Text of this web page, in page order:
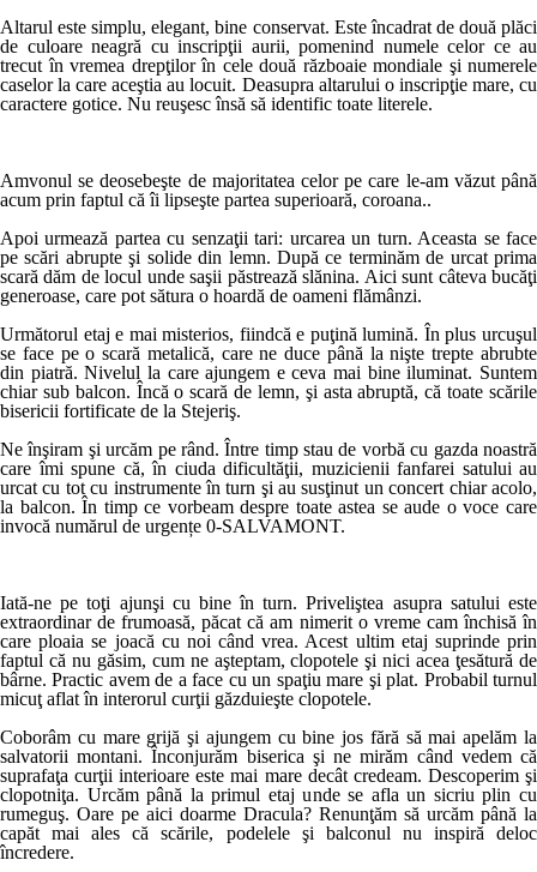
Altarul este simplu, elegant, bine conservat. Este încadrat de două plăci
de culoare neagră cu inscripţii aurii, pomenind numele celor ce au
trecut în vremea drepţilor în cele două războaie mondiale şi numerele
caselor la care aceştia au locuit. Deasupra altarului o inscripţie mare, cu
caractere gotice. Nu reuşesc însă să identific toate literele.
Amvonul se deosebeşte de majoritatea celor pe care le-am văzut până
acum prin faptul că îi lipseşte partea superioară, coroana..
Apoi urmează partea cu senzaţii tari: urcarea un turn. Aceasta se face
pe scări abrupte şi solide din lemn. După ce terminăm de urcat prima
scară dăm de locul unde saşii păstrează slănina. Aici sunt câteva bucăţi
generoase, care pot sătura o hoardă de oameni flămânzi.
Următorul etaj e mai misterios, fiindcă e puţină lumină. În plus urcuşul
se face pe o scară metalică, care ne duce până la nişte trepte abrubte
din piatră. Nivelul la care ajungem e ceva mai bine iluminat. Suntem
chiar sub balcon. Încă o scară de lemn, şi asta abruptă, că toate scările
bisericii fortificate de la Stejeriş.
Ne înşiram şi urcăm pe rând. Între timp stau de vorbă cu gazda noastră
care îmi spune că, în ciuda dificultăţii, muzicienii fanfarei satului au
urcat cu tot cu instrumente în turn şi au susţinut un concert chiar acolo,
la balcon. În timp ce vorbeam despre toate astea se aude o voce care
invocă numărul de urgențe 0-SALVAMONT.
Iată-ne pe toţi ajunşi cu bine în turn. Priveliştea asupra satului este
extraordinar de frumoasă, păcat că am nimerit o vreme cam închisă în
care ploaia se joacă cu noi când vrea. Acest ultim etaj suprinde prin
faptul că nu găsim, cum ne aşteptam, clopotele şi nici acea ţesătură de
bârne. Practic avem de a face cu un spaţiu mare şi plat. Probabil turnul
micuţ aflat în interorul curţii găzduieşte clopotele.
Coborâm cu mare grijă şi ajungem cu bine jos fără să mai apelăm la
salvatorii montani. Înconjurăm biserica şi ne mirăm când vedem că
suprafaţa curţii interioare este mai mare decât credeam. Descoperim şi
clopotniţa. Urcăm până la primul etaj unde se afla un sicriu plin cu
rumeguş. Oare pe aici doarme Dracula? Renunţăm să urcăm până la
capăt mai ales că scările, podelele şi balconul nu inspiră deloc
încredere.